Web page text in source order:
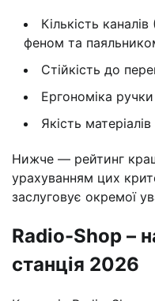
Кількість
феном та
Стійкість до
Ергономіка
Якість
Нижче — рейтинг
урахуванням цих
заслуговує окремої
Radio-Shop –
станція 2026